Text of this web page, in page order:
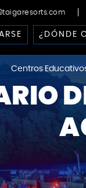
¿DÓNDE
Centros